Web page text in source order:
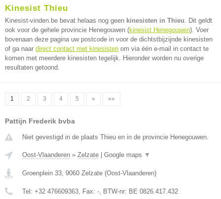
Kinesist Thieu
Kinesist-vinden.be bevat helaas nog geen kinesisten in Thieu. Dit geldt
ook voor de gehele provincie Henegouwen (kinesist Henegouwen). Voer
bovenaan deze pagina uw postcode in voor de dichtstbijzijnde kinesisten
of ga naar direct contact met kinesisten om via één e-mail in contact te
komen met meerdere kinesisten tegelijk. Hieronder worden nu overige
resultaten getoond.
1 2 3 4 5 » »»
Pattijn Frederik bvba
Niet gevestigd in de plaats Thieu en in de provincie Henegouwen.
Oost-Vlaanderen » Zelzate Google maps ▼
Groenplein 33, 9060 Zelzate (Oost-Vlaanderen)
Tel: +32 476609363, Fax: -, BTW-nr: BE 0826.417.432